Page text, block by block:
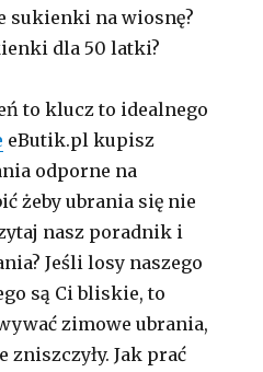
sukienki na wiosnę?
dla 50 latki?
to klucz to idealnego
eButik.pl kupisz
odporne na
żeby ubrania się nie
nasz poradnik i
Jeśli losy naszego
są Ci bliskie, to
zimowe ubrania,
zniszczyły. Jak prać